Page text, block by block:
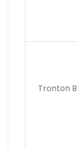
Tronton